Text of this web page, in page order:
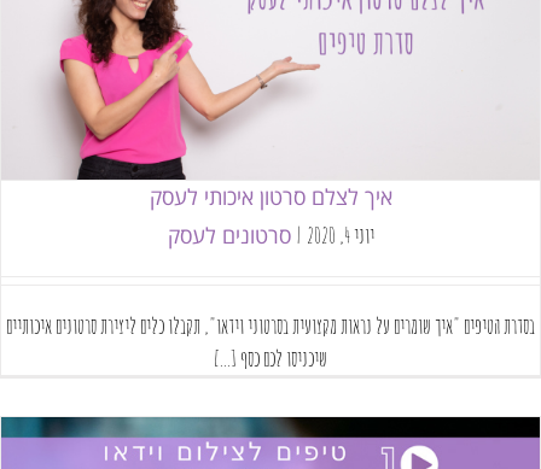
איך לצלם סרטון איכותי לעסק
סרטונים לעסק
איך לצלם סרטון איכותי לעסק
יוני 4, 2020 | סרטונים לעסק
בסדרת הטיפים "איך שומרים על נראות מקצועית בסרטוני וידאו", תקבלו כלים ליצירת סרטונים איכותיים
שיכניסו לכם כסף [...]